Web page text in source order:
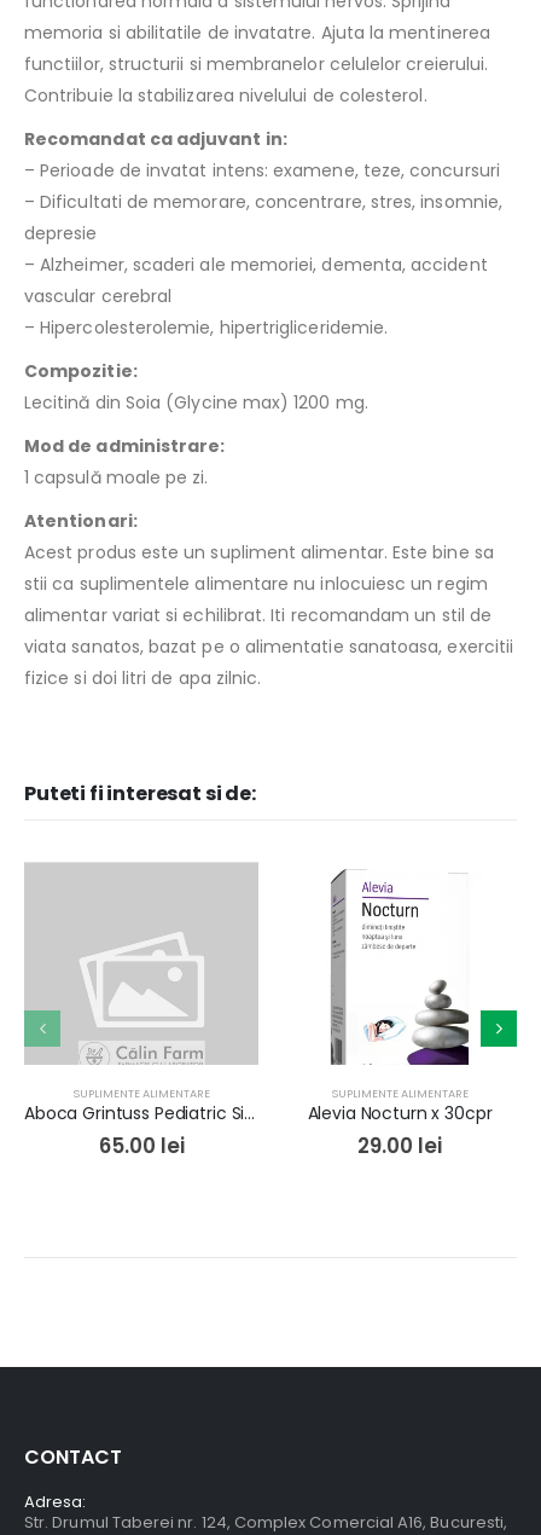
memoria si abilitatile de invatatre. Ajuta la mentinerea
functiilor, structurii si membranelor celulelor creierului.
Contribuie la stabilizarea nivelului de colesterol.
Recomandat ca adjuvant in:
– Perioade de invatat intens: examene, teze, concursuri
– Dificultati de memorare, concentrare, stres, insomnie,
depresie
– Alzheimer, scaderi ale memoriei, dementa, accident
vascular cerebral
– Hipercolesterolemie, hipertrigliceridemie.
Compozitie:
Lecitină din Soia (Glycine max) 1200 mg.
Mod de administrare:
1 capsulă moale pe zi.
Atentionari:
Acest produs este un supliment alimentar. Este bine sa
stii ca suplimentele alimentare nu inlocuiesc un regim
alimentar variat si echilibrat. Iti recomandam un stil de
viata sanatos, bazat pe o alimentatie sanatoasa, exercitii
fizice si doi litri de apa zilnic.
Puteti fi interesat si de:
SUPLIMENTE ALIMENTARE
Aboca Grintuss Pediatric Sirop Poliresin 180ml
65.00 lei
SUPLIMENTE ALIMENTARE
Alevia Nocturn x 30cpr
29.00 lei
CONTACT
Adresa:
Str. Drumul Taberei nr. 124, Complex Comercial A16, Bucuresti,